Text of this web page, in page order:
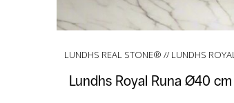
LUNDHS REAL STONE® // LUNDHS ROYAL
Lundhs Royal Runa Ø40 cm